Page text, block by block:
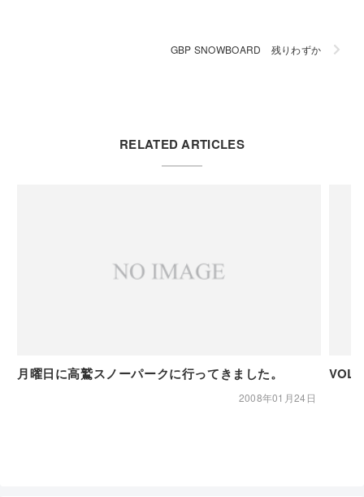
GBP SNOWBOARD 残りわずか
RELATED ARTICLES
月曜日に高鷲スノーパークに行ってきました。
2008年01月24日